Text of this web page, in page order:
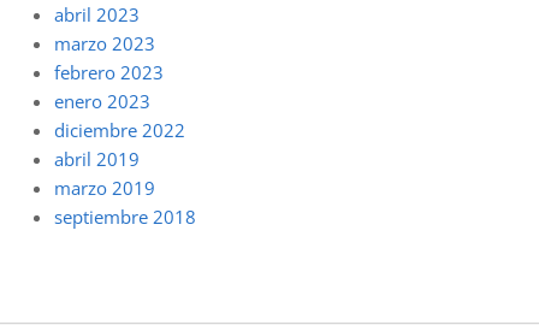
abril 2023
marzo 2023
febrero 2023
enero 2023
diciembre 2022
abril 2019
marzo 2019
septiembre 2018